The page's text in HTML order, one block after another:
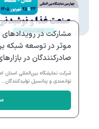
مشارکت در رویدادهای
موثر در توسعه شبکه
صادرکنندگان در
شرکت نمایشگاه بین‌المللی
توانمندی و پتانسیل تولیدکنندگان...